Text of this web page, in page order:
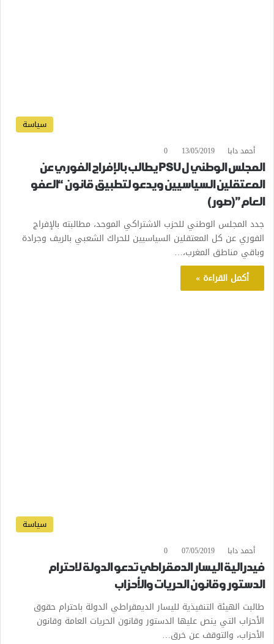
سياسة
أحمد دابا 13/05/2019
0
المجلس الوطني لPSU يطالب بالإفراج الفوري عن
المعتقلين السياسيين ويدعو لتطبيق قانون “العفو
العام”(صور)
جدد المجلس الوطني للحزب الاشتراكي الموحد، مطالبته بالإفراج
الفوري عن كل المعتقلين السياسيين للحراك الشعبي بالريف وجرادة
وباقي مناطق المغرب،…
أكمل القراءة »
سياسة
أحمد دابا 07/05/2019
0
فيدرالية اليسار الدمقراطي تدعو الدولة لاحترام
الدستور وقانون الحريات والأحزاب
طالبت الهيئة التنفيذية لليسار الديمقراطي الدولة باحترام حقوق
الأحزاب التي ينص عليها الدستور وقانون الحريات العامة وقانون
الأحزاب، والتوقف عن خرق…